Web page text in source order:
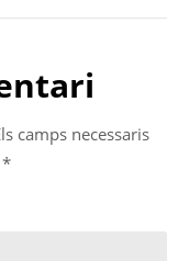
camps necessaris
*